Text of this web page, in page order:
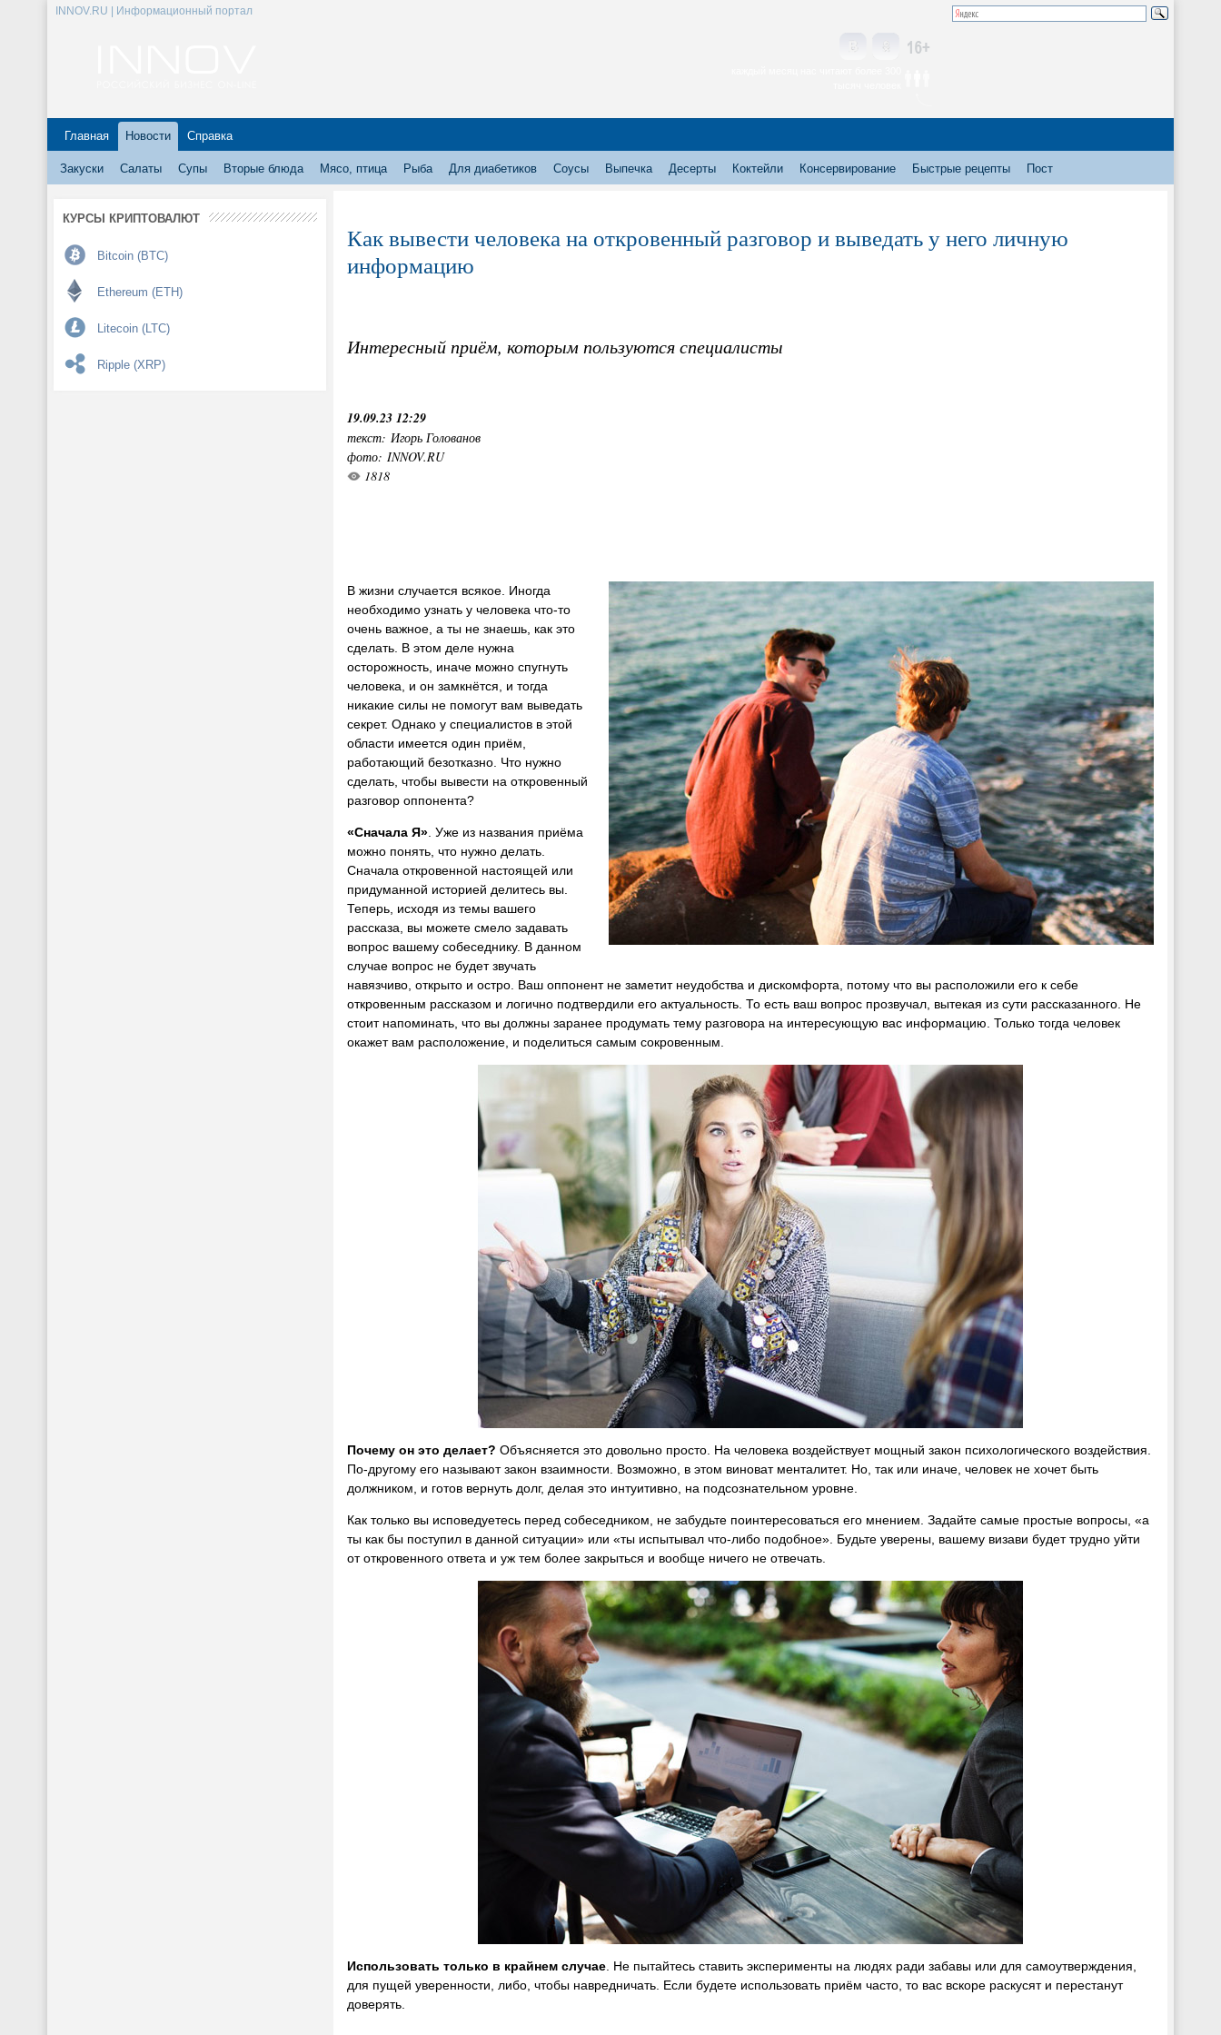
INNOV.RU | Информационный портал
Главная Новости Справка
Закуски Салаты Супы Вторые блюда Мясо, птица Рыба Для диабетиков Соусы Выпечка Десерты Коктейли Консервирование Быстрые рецепты Пост
КУРСЫ КРИПТОВАЛЮТ
Bitcoin (BTC)
Ethereum (ETH)
Litecoin (LTC)
Ripple (XRP)
Как вывести человека на откровенный разговор и выведать у него личную
информацию
Интересный приём, которым пользуются специалисты
19.09.23 12:29
текст: Игорь Голованов
фото: INNOV.RU
1818
В жизни случается всякое. Иногда
необходимо узнать у человека что-то
очень важное, а ты не знаешь, как это
сделать. В этом деле нужна
осторожность, иначе можно спугнуть
человека, и он замкнётся, и тогда
никакие силы не помогут вам выведать
секрет. Однако у специалистов в этой
области имеется один приём,
работающий безотказно. Что нужно
сделать, чтобы вывести на откровенный
разговор оппонента?
«Сначала Я» . Уже из названия приёма
можно понять, что нужно делать.
Сначала откровенной настоящей или
придуманной историей делитесь вы.
Теперь, исходя из темы вашего
рассказа, вы можете смело задавать
вопрос вашему собеседнику. В данном
случае вопрос не будет звучать
навязчиво, открыто и остро. Ваш оппонент не заметит неудобства и дискомфорта, потому что вы расположили его к себе
откровенным рассказом и логично подтвердили его актуальность. То есть ваш вопрос прозвучал, вытекая из сути рассказанного. Не
стоит напоминать, что вы должны заранее продумать тему разговора на интересующую вас информацию. Только тогда человек
окажет вам расположение, и поделиться самым сокровенным.
Почему он это делает? Объясняется это довольно просто. На человека воздействует мощный закон психологического воздействия.
По-другому его называют закон взаимности. Возможно, в этом виноват менталитет. Но, так или иначе, человек не хочет быть
должником, и готов вернуть долг, делая это интуитивно, на подсознательном уровне.
Как только вы исповедуетесь перед собеседником, не забудьте поинтересоваться его мнением. Задайте самые простые вопросы, «а
ты как бы поступил в данной ситуации» или «ты испытывал что-либо подобное». Будьте уверены, вашему визави будет трудно уйти
от откровенного ответа и уж тем более закрыться и вообще ничего не отвечать.
Использовать только в крайнем случае . Не пытайтесь ставить эксперименты на людях ради забавы или для самоутверждения,
для пущей уверенности, либо, чтобы навредничать. Если будете использовать приём часто, то вас вскоре раскусят и перестанут
доверять.